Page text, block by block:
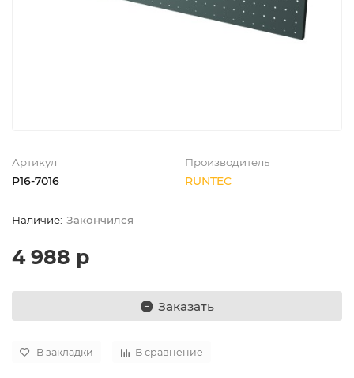
Артикул
P16-7016
Производитель
RUNTEC
Закончился
4 988 р
Заказать
В закладки В сравнение